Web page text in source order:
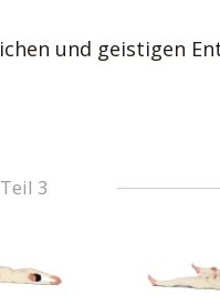
und geistigen
3